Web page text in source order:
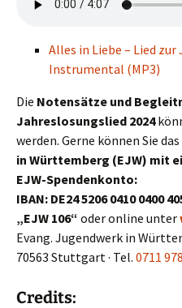
Alles in Liebe – Lied
Instrumental (MP3)
Die Notensätze und
Jahreslosungslied 2024
werden. Gerne können Sie das
in Württemberg (EJW) mit
EJW-Spendenkonto:
IBAN: DE24 5206 0410 0400
„EJW 106“ oder online unter
Evang. Jugendwerk in
70563 Stuttgart · Tel. 0711
Credits: